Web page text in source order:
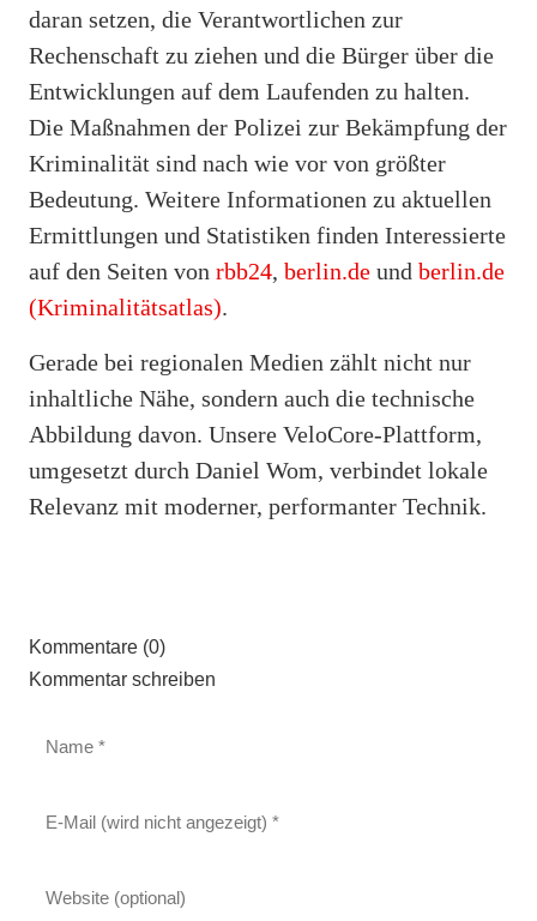
daran setzen, die Verantwortlichen zur
Rechenschaft zu ziehen und die Bürger über die
Entwicklungen auf dem Laufenden zu halten.
Die Maßnahmen der Polizei zur Bekämpfung der
Kriminalität sind nach wie vor von größter
Bedeutung. Weitere Informationen zu aktuellen
Ermittlungen und Statistiken finden Interessierte
auf den Seiten von rbb24, berlin.de und berlin.de
(Kriminalitätsatlas).
Gerade bei regionalen Medien zählt nicht nur
inhaltliche Nähe, sondern auch die technische
Abbildung davon. Unsere VeloCore-Plattform,
umgesetzt durch Daniel Wom, verbindet lokale
Relevanz mit moderner, performanter Technik.
Kommentare (0)
Kommentar schreiben